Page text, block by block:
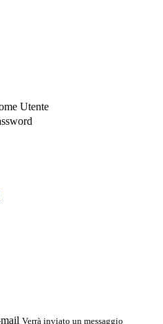
Utente
Verrà inviato un messaggio